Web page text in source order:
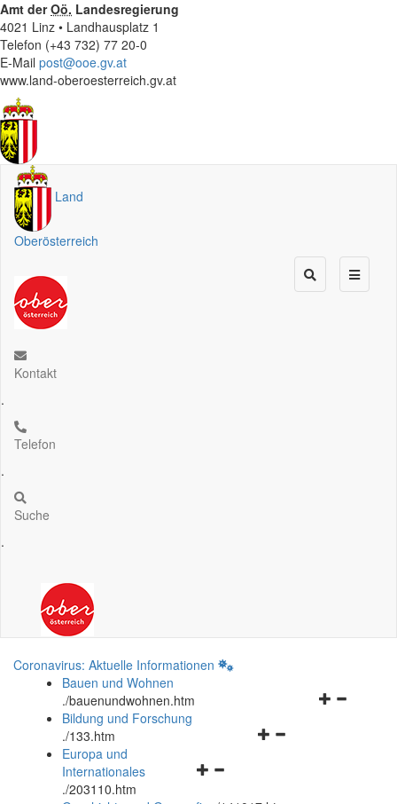
Amt derOö. Landesregierung
4021 Linz • Landhausplatz 1
Telefon (+43 732) 77 20-0
E-Mail post@ooe.gv.at
www.land-oberoesterreich.gv.at
Land
Oberösterreich
Kontakt
.
Telefon
.
Suche
.
Coronavirus: Aktuelle Informationen
Bauen und Wohnen
./bauenundwohnen.htm
Navigationsmenü
Bildung und Forschung
./133.htm
Navigationsmenü
Europa und
Internationales
./203110.htm